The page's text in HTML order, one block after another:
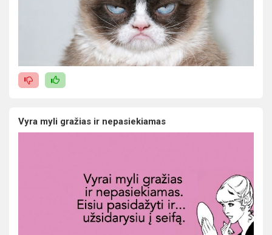
Vyra myli gražias ir nepasiekiamas